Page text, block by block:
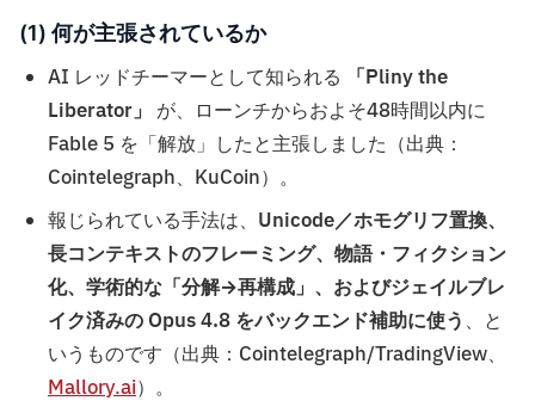
(1) 何が主張されているか
AI レッドチーマーとして知られる
「Pliny the
Liberator」 が、ローンチからおよそ48時間以内に
Fable 5 を「解放」したと主張しました（出典：
Cointelegraph、KuCoin）。
報じられている手法は、 Unicode／ホモグリフ置換、
長コンテキストのフレーミング、物語・フィクション
化、学術的な「分解→再構成」、およびジェイルブレ
イク済みの Opus 4.8 をバックエンド補助に使う 、と
いうものです（出典：Cointelegraph/TradingView、
Mallory.ai）。